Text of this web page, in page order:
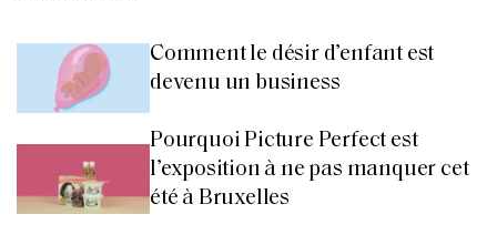
Comment le désir d’enfant est
devenu un business
Pourquoi Picture Perfect est
l’exposition à ne pas manquer cet
été à Bruxelles